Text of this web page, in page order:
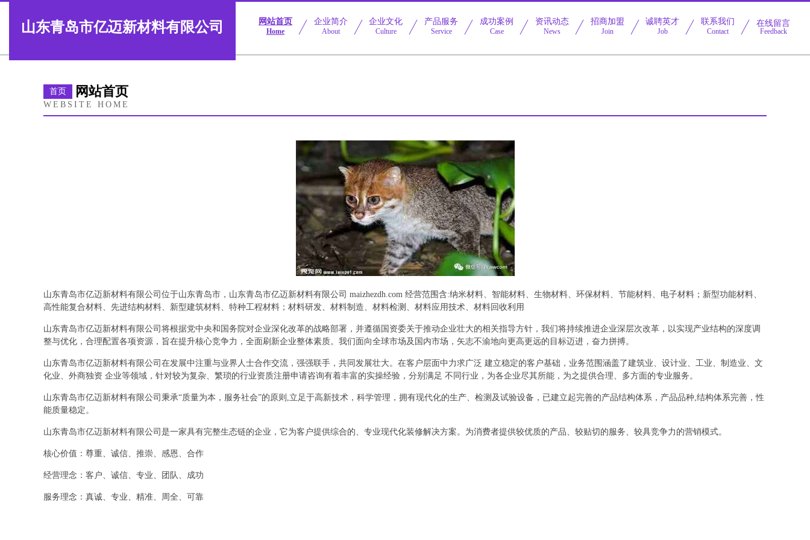
山东青岛市亿迈新材料有限公司 网站首页
Home
企业简介
About
企业文化
Culture
产品服务
Service
成功案例
Case
资讯动态
News
招商加盟
Join
诚聘英才
Job
联系我们
Contact
在线留言
Feedback
首页 网站首页
WEBSITE HOME
山东青岛市亿迈新材料有限公司位于山东青岛市，山东青岛市亿迈新材料有限公司 maizhezdh.com 经营范围含:纳米材料、智能材料、生物材料、环保材料、节能材料、电子材料；新型功能材料、
高性能复合材料、先进结构材料、新型建筑材料、特种工程材料；材料研发、材料制造、材料检测、材料应用技术、材料回收利用
山东青岛市亿迈新材料有限公司将根据党中央和国务院对企业深化改革的战略部署，并遵循国资委关于推动企业壮大的相关指导方针，我们将持续推进企业深层次改革，以实现产业结构的深度调
整与优化，合理配置各项资源，旨在提升核心竞争力，全面刷新企业整体素质。我们面向全球市场及国内市场，矢志不渝地向更高更远的目标迈进，奋力拼搏。
山东青岛市亿迈新材料有限公司在发展中注重与业界人士合作交流，强强联手，共同发展壮大。在客户层面中力求广泛 建立稳定的客户基础，业务范围涵盖了建筑业、设计业、工业、制造业、文
化业、外商独资 企业等领域，针对较为复杂、繁琐的行业资质注册申请咨询有着丰富的实操经验，分别满足 不同行业，为各企业尽其所能，为之提供合理、多方面的专业服务。
山东青岛市亿迈新材料有限公司秉承“质量为本，服务社会”的原则,立足于高新技术，科学管理，拥有现代化的生产、检测及试验设备，已建立起完善的产品结构体系，产品品种,结构体系完善，性
能质量稳定。
山东青岛市亿迈新材料有限公司是一家具有完整生态链的企业，它为客户提供综合的、专业现代化装修解决方案。为消费者提供较优质的产品、较贴切的服务、较具竞争力的营销模式。
核心价值：尊重、诚信、推崇、感恩、合作
经营理念：客户、诚信、专业、团队、成功
服务理念：真诚、专业、精准、周全、可靠